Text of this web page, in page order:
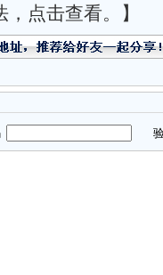
点击查看。】
验